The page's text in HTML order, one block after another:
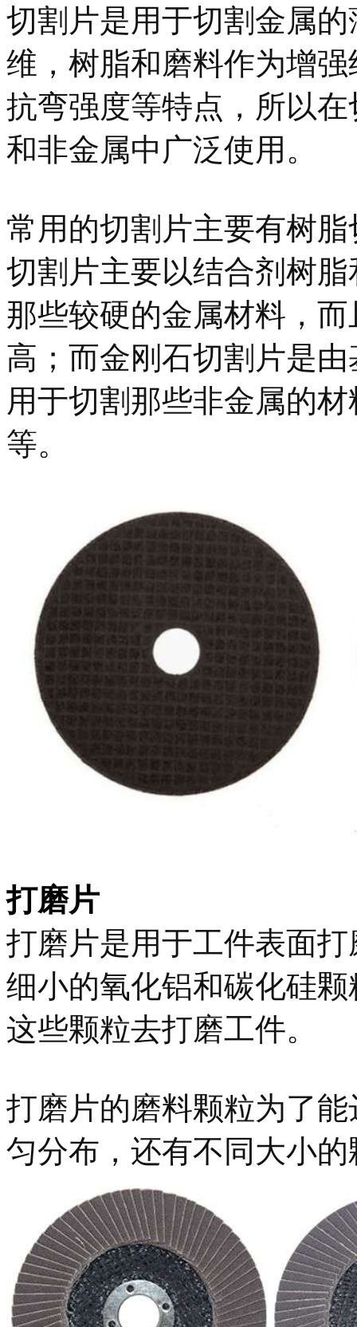
切割片是用于切割金属
维，树脂和磨料作为增
抗弯强度等特点，所以
和非金属中广泛使用。
常用的切割片主要有树
切割片主要以结合剂树
那些较硬的金属材料，
高；而金刚石切割片是
用于切割那些非金属的
等。
打磨片
打磨片是用于工件表面
细小的氧化铝和碳化硅
这些颗粒去打磨工件。
打磨片的磨料颗粒为了
匀分布，还有不同大小